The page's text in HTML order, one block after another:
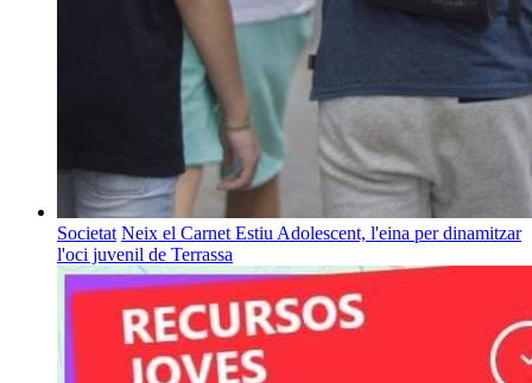
Societat Neix el Carnet Estiu Adolescent, l'eina per dinamitzar
l'oci juvenil de Terrassa